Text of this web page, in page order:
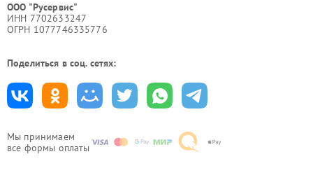
Мы принимаем
все формы оплаты
ООО "Русервис"
ИНН 7702633247
ОГРН 1077746335776
Поделиться в соц. сетях: